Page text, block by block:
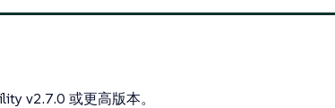
v2.7.0 或更高版本。